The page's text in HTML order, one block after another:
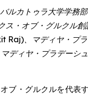
ルカトゥラ大学学務
ス・オブ・グルクル創
Raj)、マディヤ・プ
ディヤ・プラデーシ
ブ・グルクルを代表